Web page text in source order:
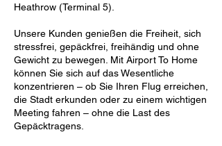
Heathrow (Terminal 5).
Unsere Kunden genießen die Freiheit, sich
stressfrei, gepäckfrei, freihändig und ohne
Gewicht zu bewegen. Mit Airport To Home
können Sie sich auf das Wesentliche
konzentrieren – ob Sie Ihren Flug erreichen,
die Stadt erkunden oder zu einem wichtigen
Meeting fahren – ohne die Last des
Gepäcktragens.